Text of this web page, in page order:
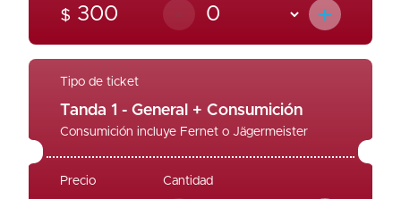
$ 300 +
Tipo de ticket
Tanda 1 - General + Consumición
Consumición incluye Fernet o Jägermeister
Precio Cantidad